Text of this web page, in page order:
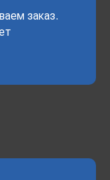
заказ.